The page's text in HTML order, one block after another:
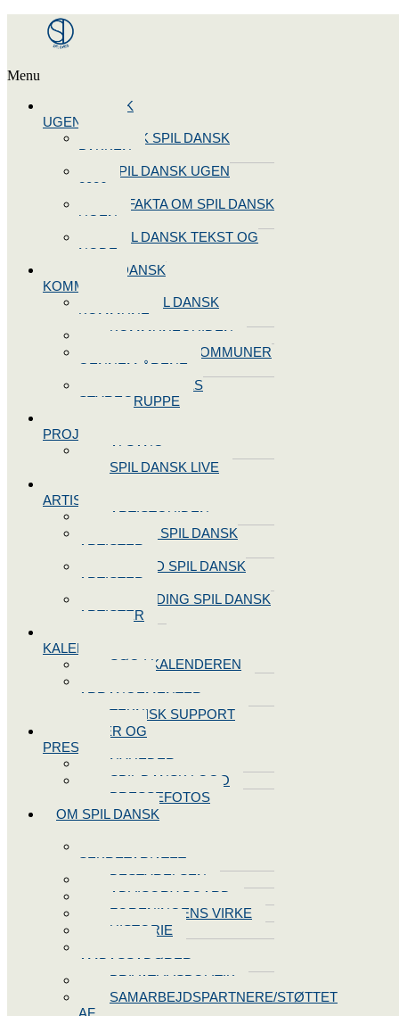
Menu
SPIL DANSK
UGEN 2026
BOOK SPIL DANSK
PAKKEN
SPIL DANSK UGEN
2026
10 FAKTA OM SPIL DANSK
UGEN
SPIL DANSK TEKST OG
NODE
BLIV SPIL DANSK
KOMMUNE
BLIV SPIL DANSK
KOMMUNE
KOMMUNEGUIDEN
SPIL DANSK KOMMUNER
GENNEM ÅRENE
OPRET JERES
STYREGRUPPE
PROJEKTER
ALSANG
SPIL DANSK LIVE
ARTISTER
ARTISTGUIDEN
VORES SPIL DANSK
ARTISTER
LOG IND SPIL DANSK
ARTISTER
TILMELDING SPIL DANSK
ARTISTER
KALENDEREN
SØG I KALENDEREN
ARRANGEMENTER
TEKNISK SUPPORT
NYHEDER OG
PRESSE
NYHEDER
SPIL DANSK LOGO
PRESSEFOTOS
OM SPIL DANSK
SEKRETARIATET
BESTYRELSEN
ADVISORY BOARD
FORENINGENS VIRKE
HISTORIE
AMBASSADØRER
PRIVATLIVSPOLITIK
SAMARBEJDSPARTNERE/STØTTET
AF